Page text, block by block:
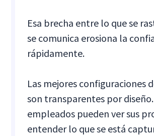
Esa brecha entre lo que se
se comunica erosiona la
rápidamente.
Las mejores configuraciones
son transparentes por
empleados pueden ver sus
entender lo que se está